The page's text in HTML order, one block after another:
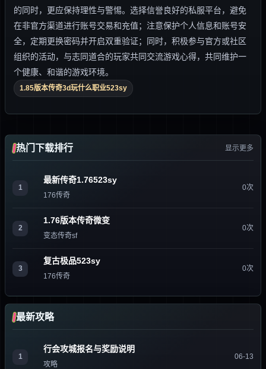
的同时，更应保持理性与警惕。选择信誉良好的私服平台，避免
在非官方渠道进行账号交易和充值；注意保护个人信息和账号安
全，定期更换密码并开启双重验证；同时，积极参与官方或社区
组织的活动，与志同道合的玩家共同交流游戏心得，共同维护一
个健康、和谐的游戏环境。
1.85版本传奇3d玩什么职业523sy
热门下载排行 显示更多
1
最新传奇1.76523sy
176传奇
0次
2
1.76版本传奇微变
变态传奇sf
0次
3
复古极品523sy
176传奇
0次
最新攻略
1
行会攻城报名与奖励说明
攻略
06-13